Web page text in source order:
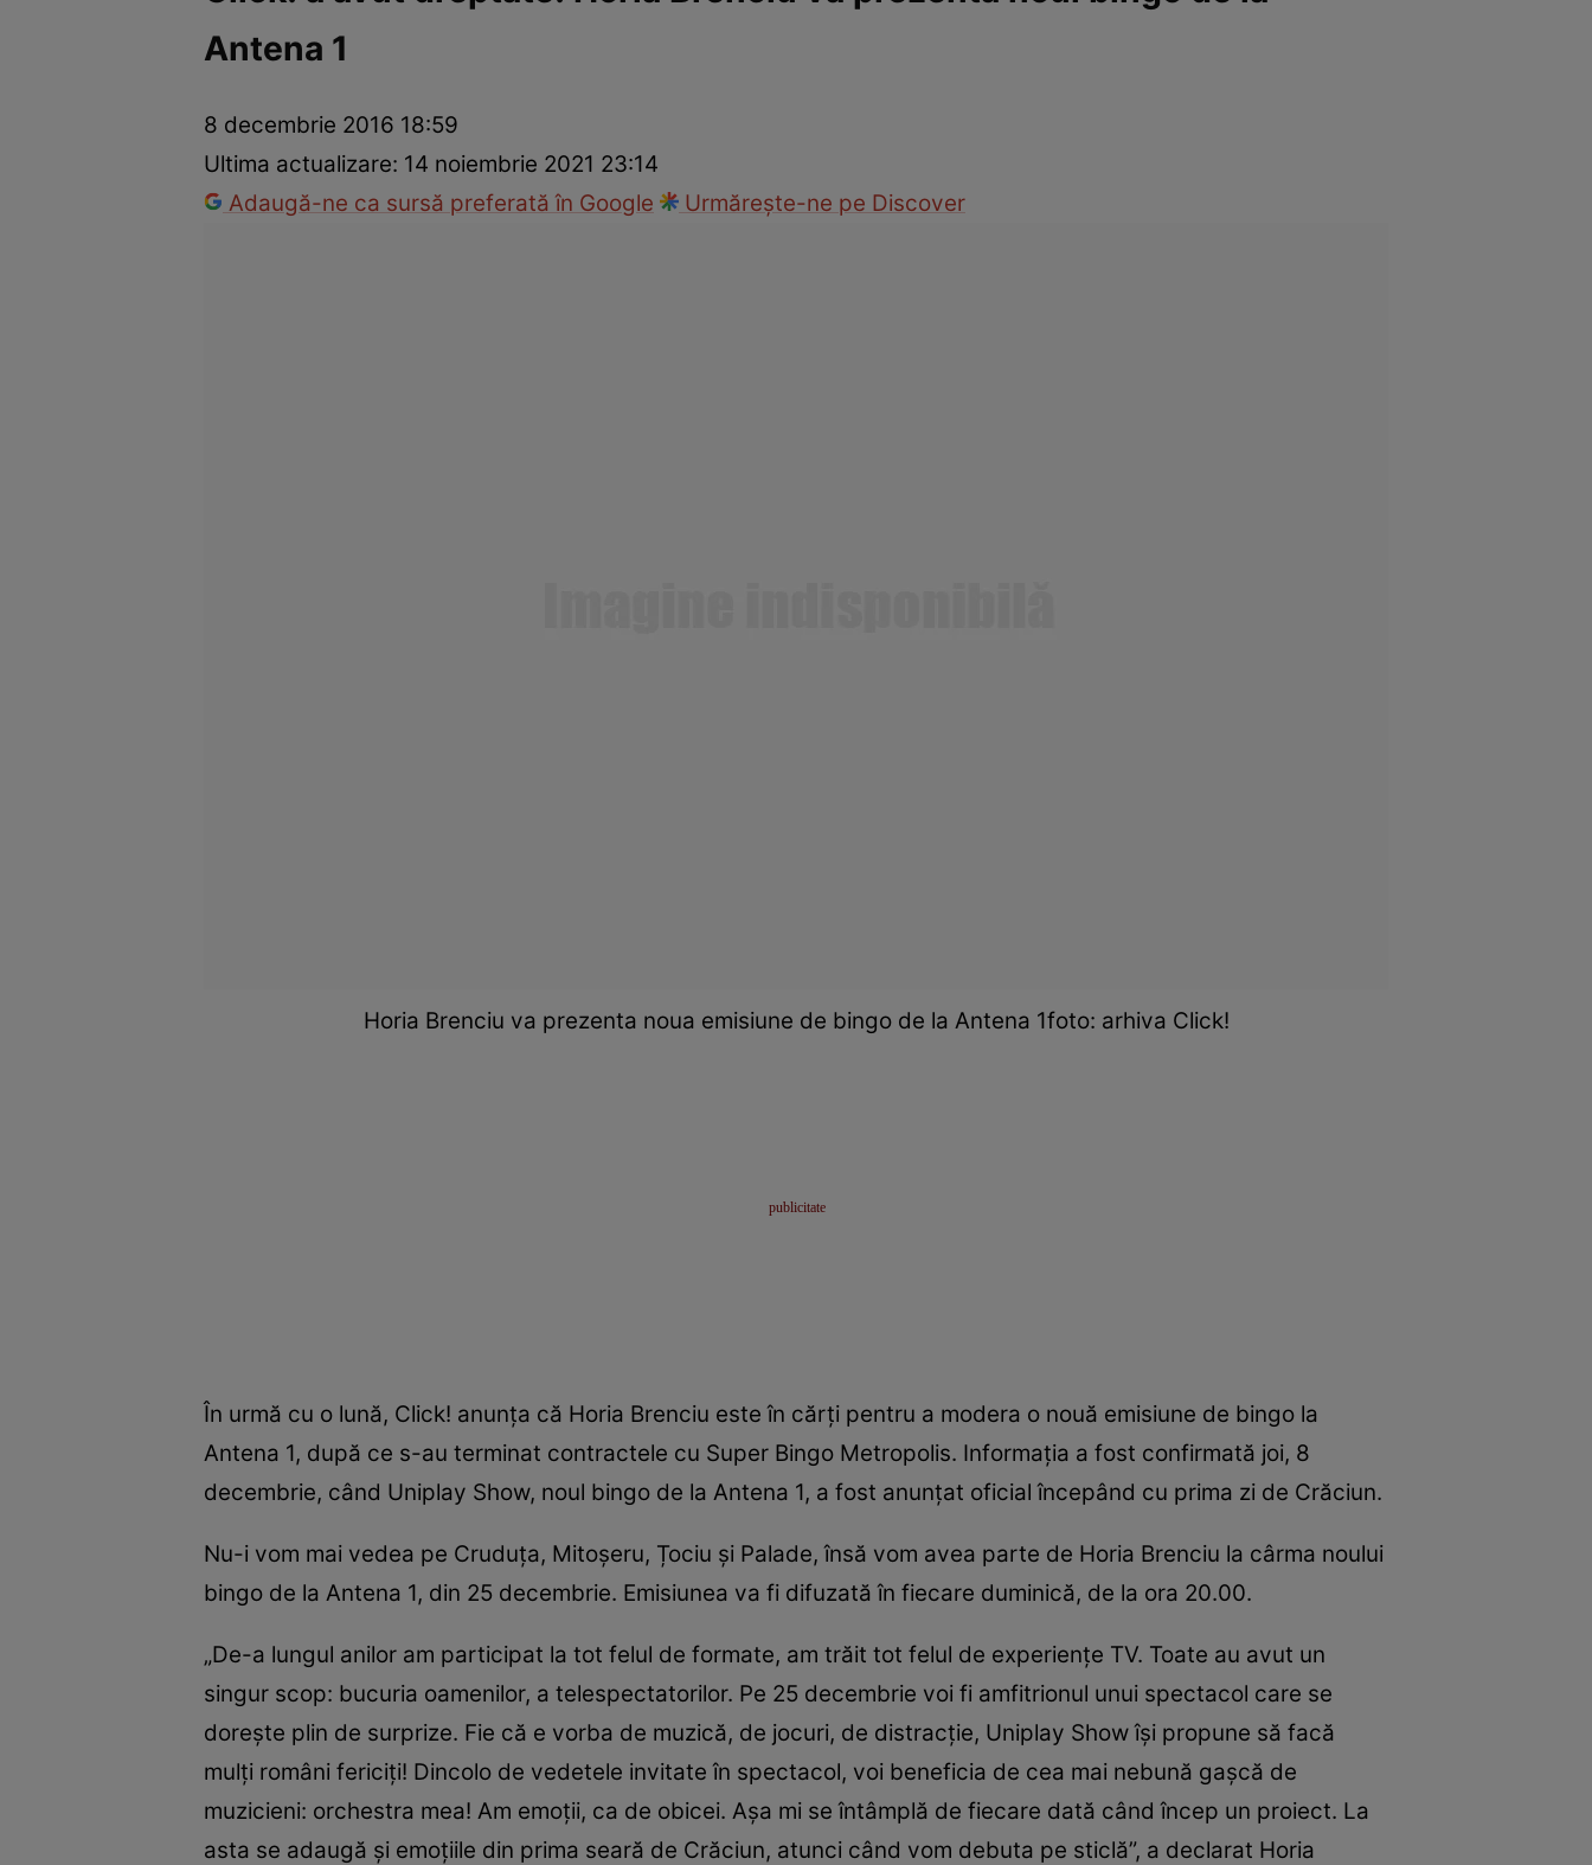
Vedete internaționaleVedete românești
Antena 1
8 decembrie 2016 18:59
Ultima actualizare: 14 noiembrie 2021 23:14
Adaugă-ne ca sursă preferată în Google
Urmărește-ne pe Discover
Horia Brenciu va prezenta noua emisiune de bingo de la Antena 1foto: arhiva Click!
În urmă cu o lună, Click! anunța că Horia Brenciu este în cărți pentru a modera o nouă emisiune de bingo la
Antena 1, după ce s-au terminat contractele cu Super Bingo Metropolis. Informația a fost confirmată joi, 8
decembrie, când Uniplay Show, noul bingo de la Antena 1, a fost anunțat oficial începând cu prima zi de Crăciun.
Nu-i vom mai vedea pe Cruduța, Mitoșeru, Țociu și Palade, însă vom avea parte de Horia Brenciu la cârma noului
bingo de la Antena 1, din 25 decembrie. Emisiunea va fi difuzată în fiecare duminică, de la ora 20.00.
„De-a lungul anilor am participat la tot felul de formate, am trăit tot felul de experiențe TV. Toate au avut un
singur scop: bucuria oamenilor, a telespectatorilor. Pe 25 decembrie voi fi amfitrionul unui spectacol care se
dorește plin de surprize. Fie că e vorba de muzică, de jocuri, de distracție, Uniplay Show își propune să facă
mulți români fericiți! Dincolo de vedetele invitate în spectacol, voi beneficia de cea mai nebună gașcă de
muzicieni: orchestra mea! Am emoții, ca de obicei. Așa mi se întâmplă de fiecare dată când încep un proiect. La
asta se adaugă și emoțiile din prima seară de Crăciun, atunci când vom debuta pe sticlă”, a declarat Horia